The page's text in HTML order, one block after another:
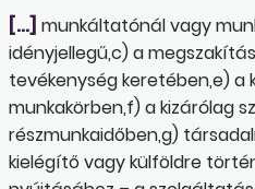
[…] munkáltatónál vagy
idényjellegű,c) a
tevékenység keretében,e) a
munkakörben,f) a kizárólag
részmunka­időben,g)
kielégítő vagy külföldre